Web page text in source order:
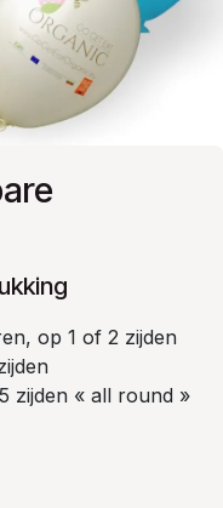
op 1 of 2 zijden
zijden « all round »